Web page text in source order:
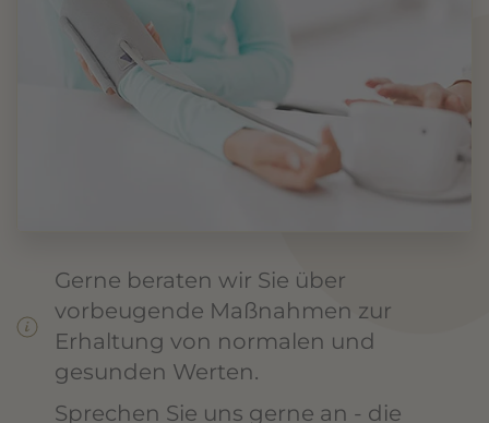
Gerne beraten wir Sie über
vorbeugende Maßnahmen zur
Erhaltung von normalen und
gesunden Werten.
Sprechen Sie uns gerne an - die